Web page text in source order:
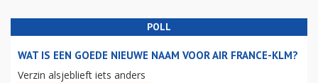
POLL
WAT IS EEN GOEDE NIEUWE NAAM VOOR AIR FRANCE-KLM?
Verzin alsjeblieft iets anders